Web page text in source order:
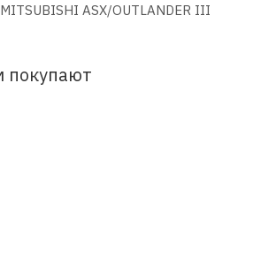
ASX/OUTLANDER III
покупают